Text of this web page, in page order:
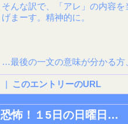
そんな訳で、「アレ」の内容
げまーす。精神的に。
…最後の一文の意味が分かる方
| このエントリーのURL
恐怖！１5日の日曜日…